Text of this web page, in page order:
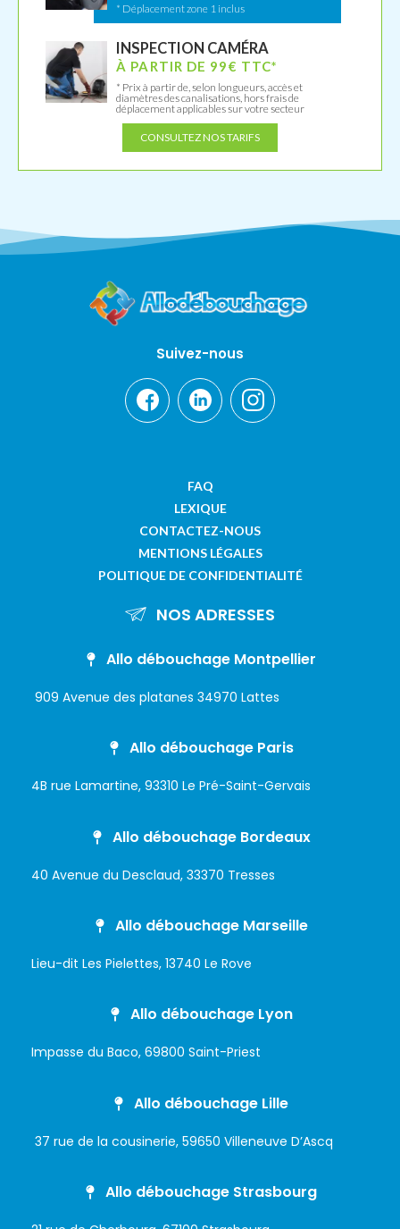
* Déplacement zone 1 inclus
INSPECTION CAMÉRA
À PARTIR DE 99€ TTC*
* Prix à partir de, selon longueurs, accès et
diamètres des canalisations, hors frais de
déplacement applicables sur votre secteur
CONSULTEZ NOS TARIFS
Suivez-nous
FAQ
LEXIQUE
CONTACTEZ-NOUS
MENTIONS LÉGALES
POLITIQUE DE CONFIDENTIALITÉ
NOS ADRESSES
Allo débouchage Montpellier
909 Avenue des platanes 34970 Lattes
Allo débouchage Paris
4B rue Lamartine, 93310 Le Pré-Saint-Gervais
Allo débouchage Bordeaux
40 Avenue du Desclaud, 33370 Tresses
Allo débouchage Marseille
Lieu-dit Les Pielettes, 13740 Le Rove
Allo débouchage Lyon
Impasse du Baco, 69800 Saint-Priest
Allo débouchage Lille
37 rue de la cousinerie, 59650 Villeneuve D’Ascq
Allo débouchage Strasbourg